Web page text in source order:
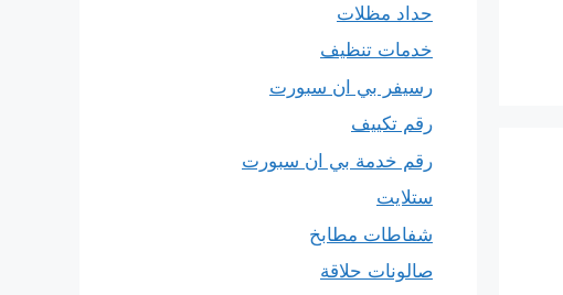
حداد مظلات
خدمات تنظيف
رسيفر بي ان سبورت
رقم تكييف
رقم خدمة بي ان سبورت
ستلايت
شفاطات مطابخ
صالونات حلاقة